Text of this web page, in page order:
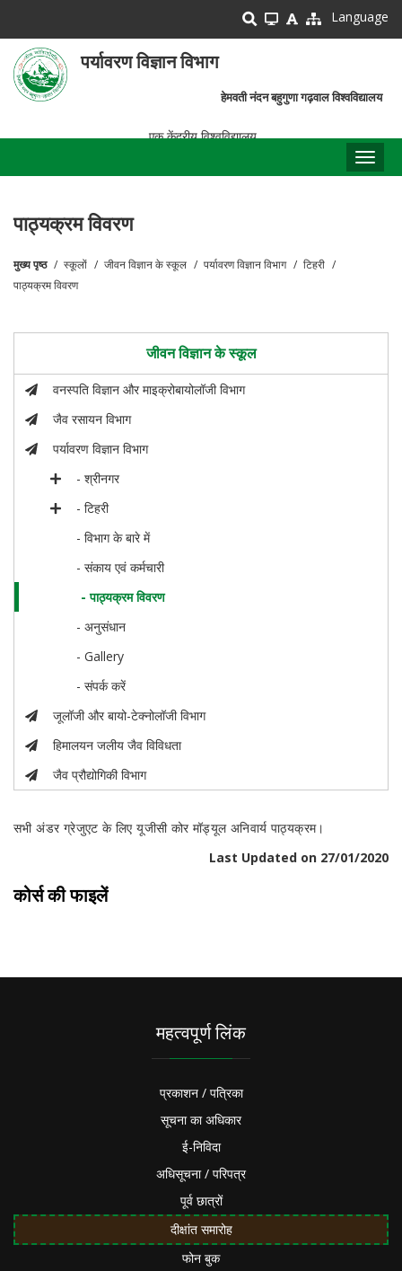
main
content
Language
पर्यावरण विज्ञान विभाग
हेमवती नंदन बहुगुणा गढ़वाल विश्वविद्यालय
एक केंद्रीय विश्वविद्यालय
पाठ्यक्रम विवरण
पग
मुख्य पृष्ठ स्कूलों जीवन विज्ञान के स्कूल पर्यावरण विज्ञान विभाग
टिहरी
पाठ्यक्रम विवरण
जीवन विज्ञान के स्कूल
वनस्पति विज्ञान और माइक्रोबायोलॉजी विभाग
जैव रसायन विभाग
पर्यावरण विज्ञान विभाग
- श्रीनगर
- टिहरी
- विभाग के बारे में
- संकाय एवं कर्मचारी
- पाठ्यक्रम विवरण
- अनुसंधान
- Gallery
- संपर्क करें
जूलॉजी और बायो-टेक्नोलॉजी विभाग
हिमालयन जलीय जैव विविधता
जैव प्रौद्योगिकी विभाग
सभी अंडर ग्रेजुएट के लिए यूजीसी कोर मॉड्यूल अनिवार्य पाठ्यक्रम।
Last Updated on 27/01/2020
कोर्स की फाइलें
महत्वपूर्ण लिंक
प्रकाशन / पत्रिका
सूचना का अधिकार
ई-निविदा
अधिसूचना / परिपत्र
पूर्व छात्रों
दीक्षांत समारोह
फोन बुक